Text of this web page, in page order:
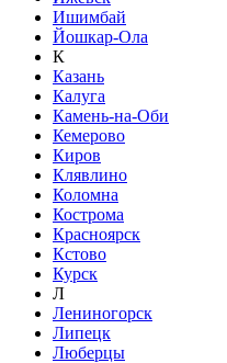
Ишимбай
Йошкар-Ола
К
Казань
Калуга
Камень-на-Оби
Кемерово
Киров
Клявлино
Коломна
Кострома
Красноярск
Кстово
Курск
Л
Лениногорск
Липецк
Люберцы